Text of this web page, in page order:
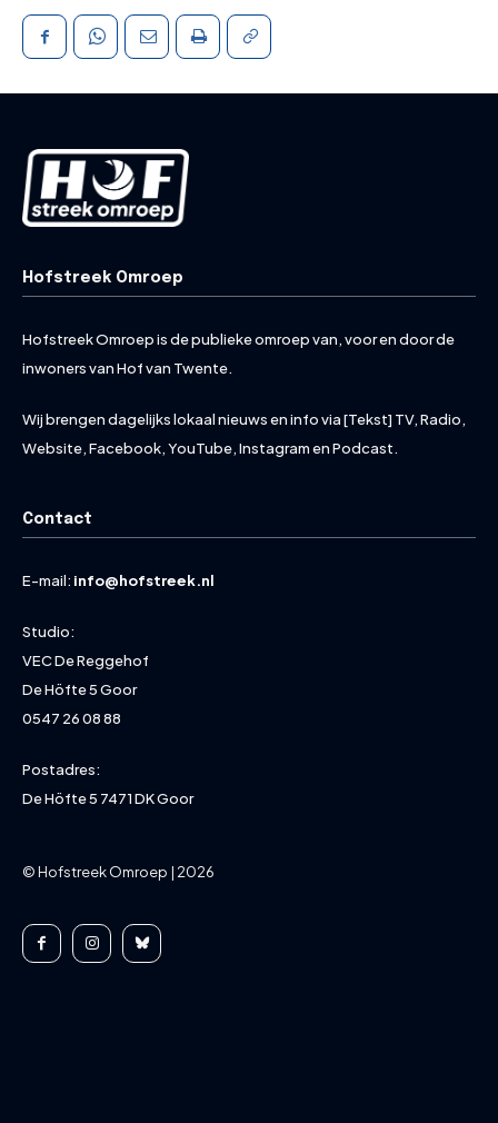
Hofstreek Omroep
Hofstreek Omroep is de publieke omroep van, voor en door de
inwoners van Hof van Twente.
Wij brengen dagelijks lokaal nieuws en info via [Tekst] TV, Radio,
Website, Facebook, YouTube, Instagram en Podcast.
Contact
E-mail: info@hofstreek.nl
Studio:
VEC De Reggehof
De Höfte 5 Goor
0547 26 08 88
Postadres:
De Höfte 5 7471 DK Goor
© Hofstreek Omroep | 2026